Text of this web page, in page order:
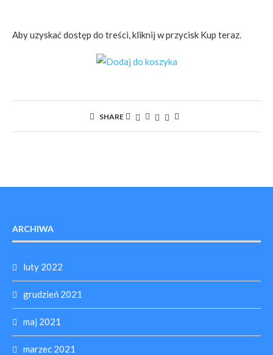
Aby uzyskać dostęp do treści, kliknij w przycisk Kup teraz.
SHARE
ARCHIWA
luty 2022
grudzień 2021
maj 2021
marzec 2021